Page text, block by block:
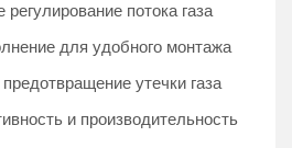
потока газа
для удобного монтажа
утечки газа
и производительность